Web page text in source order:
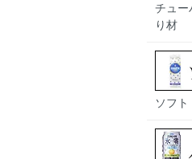
チュー
り材
ソフト